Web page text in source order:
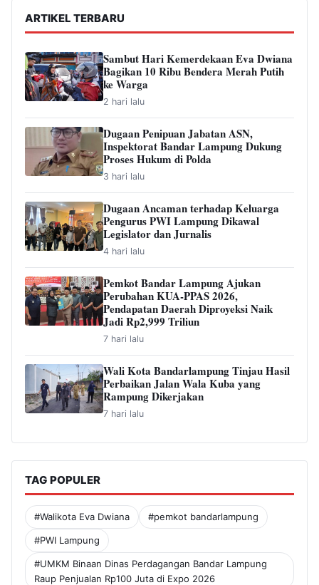
ARTIKEL TERBARU
Sambut Hari Kemerdekaan Eva Dwiana
Bagikan 10 Ribu Bendera Merah Putih
ke Warga
2 hari lalu
Dugaan Penipuan Jabatan ASN,
Inspektorat Bandar Lampung Dukung
Proses Hukum di Polda
3 hari lalu
Dugaan Ancaman terhadap Keluarga
Pengurus PWI Lampung Dikawal
Legislator dan Jurnalis
4 hari lalu
Pemkot Bandar Lampung Ajukan
Perubahan KUA-PPAS 2026,
Pendapatan Daerah Diproyeksi Naik
Jadi Rp2,999 Triliun
7 hari lalu
Wali Kota Bandarlampung Tinjau Hasil
Perbaikan Jalan Wala Kuba yang
Rampung Dikerjakan
7 hari lalu
TAG POPULER
#Walikota Eva Dwiana #pemkot bandarlampung
#PWI Lampung
#UMKM Binaan Dinas Perdagangan Bandar Lampung
Raup Penjualan Rp100 Juta di Expo 2026